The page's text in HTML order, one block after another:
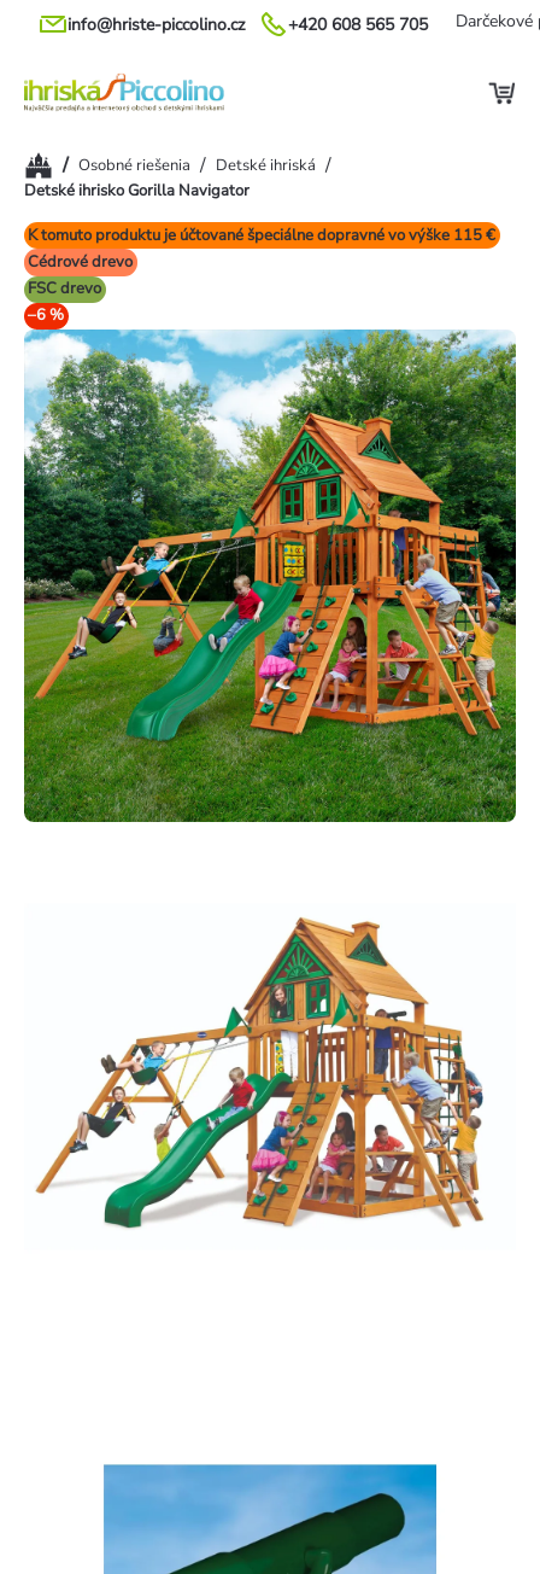
Prejsť
+420 608 565 705
info@hriste-piccolino.cz Darčekové
Domov
/ Osobné riešenia / Detské ihriská /
Detské ihrisko Gorilla Navigator
K tomuto produktu je účtované špeciálne dopravné vo výške 115 €
Cédrové drevo
FSC drevo
–6 %